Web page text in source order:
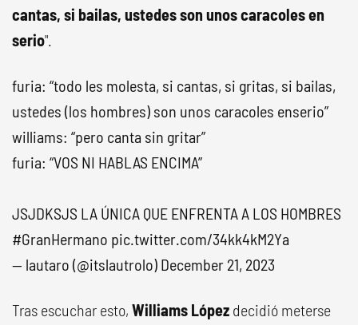
cantas, si bailas, ustedes son unos caracoles en
serio".
furia: “todo les molesta, si cantas, si gritas, si bailas,
ustedes (los hombres) son unos caracoles enserio”
williams: “pero canta sin gritar”
furia: “VOS NI HABLAS ENCIMA”
JSJDKSJS LA ÚNICA QUE ENFRENTA A LOS HOMBRES
#GranHermano pic.twitter.com/34kk4kM2Ya
— lautaro (@itslautrolo) December 21, 2023
Tras escuchar esto, Williams López decidió meterse